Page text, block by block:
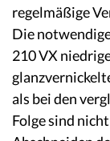
regelmäßige
Die
210 VX
als bei den
Folge sind